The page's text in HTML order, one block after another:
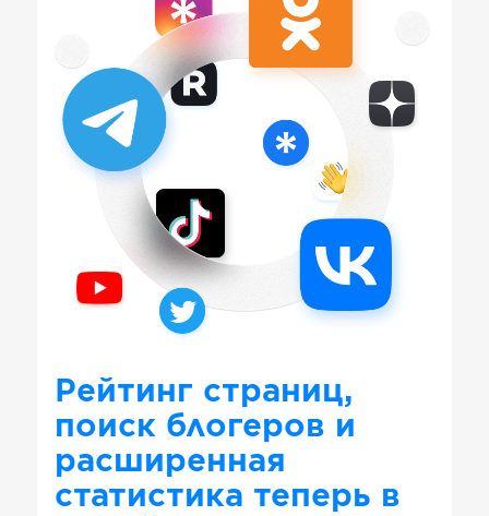
Рейтинг страниц,
поиск блогеров и
расширенная
статистика теперь в